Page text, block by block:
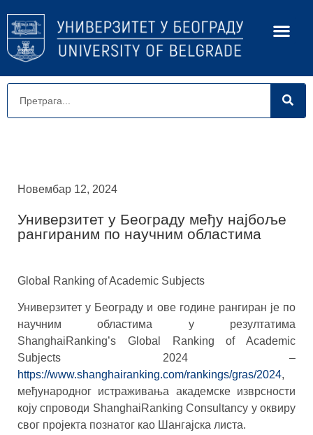
Новембар 12, 2024
Универзитет у Београду међу најбоље
рангираним по научним областима
Global Ranking of Academic Subjects
Универзитет у Београду и ове године рангиран је по
научним областима у резултатима
ShanghaiRanking’s Global Ranking of Academic
Subjects 2024 –
https://www.shanghairanking.com/rankings/gras/2024,
међународног истраживања академске изврсности
коју спроводи ShanghaiRanking Consultancy у оквиру
свог пројекта познатог као Шангајска листа.